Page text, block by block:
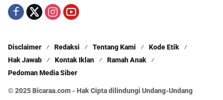
Disclaimer Redaksi Tentang Kami
Kode Etik
Hak Jawab
Kontak Iklan
Ramah Anak
Pedoman Media Siber
© 2025 Bicaraa.com - Hak Cipta dilindungi Undang-Undang